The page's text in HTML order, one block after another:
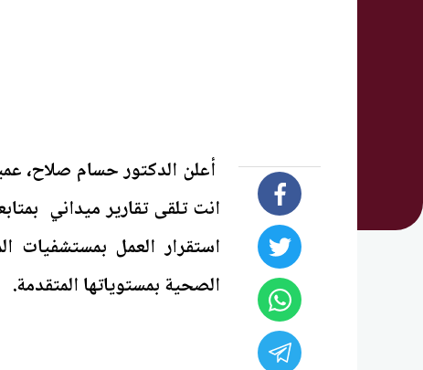
أعلن الدكتور حسام صلاح،
انت تلقى تقارير ميداني
استقرار العمل بمستشفيات
الصحية بمستوياتها المتقدمة.